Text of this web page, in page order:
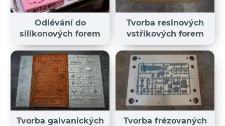
Odlévání do
silikonových forem
Tvorba resinových
vstřikových forem
Tvorba galvanických
Tvorba frézovaných